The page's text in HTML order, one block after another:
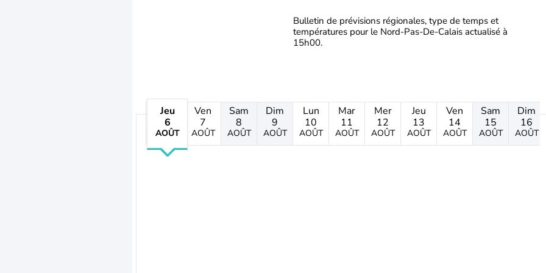
Bulletin de prévisions régionales, type de temps et
températures pour le Nord-Pas-De-Calais actualisé à
15h00.
Jeu
6
AOÛT
Ven
7
AOÛT
Sam
8
AOÛT
Dim
9
AOÛT
Lun
10
AOÛT
Mar
11
AOÛT
Mer
12
AOÛT
Jeu
13
AOÛT
Ven
14
AOÛT
Sam
15
AOÛT
Dim
16
AOÛT